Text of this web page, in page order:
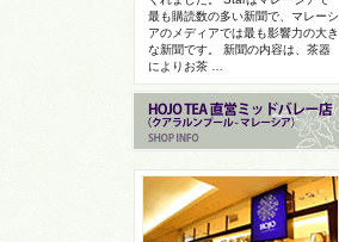
最も購読数の多い新聞で、マレーシ
アのメディアでは最も影響力の大き
な新聞です。 新聞の内容は、茶器
によりお茶 …